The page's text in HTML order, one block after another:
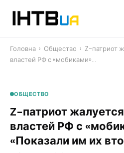
Головна › Общество › Z-патриот
властей РФ с «мобиками»…
ОБЩЕСТВО
Z-патриот
властей РФ с
«Показали им их